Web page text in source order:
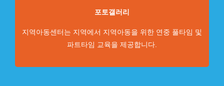
포토갤러리
지역아동센터는 지역에서 지역아동을 위한 연중 풀타임 및
파트타임 교육을 제공합니다.